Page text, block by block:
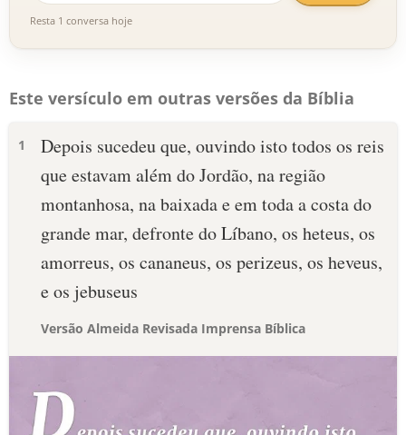
Resta 1 conversa hoje
Este versículo em outras versões da Bíblia
1
Depois sucedeu que, ouvindo isto todos os reis
que estavam além do Jordão, na região
montanhosa, na baixada e em toda a costa do
grande mar, defronte do Líbano, os heteus, os
amorreus, os cananeus, os perizeus, os heveus,
e os jebuseus
Versão Almeida Revisada Imprensa Bíblica